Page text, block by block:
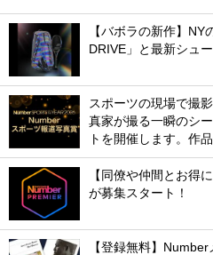
【バボラの新作】
DRIVE」と最新シュ
スポーツの現場で撮
真家が撮る一瞬のシ
トを開催します。作
【同僚や仲間とお得
が募集スタート！
【登録無料】